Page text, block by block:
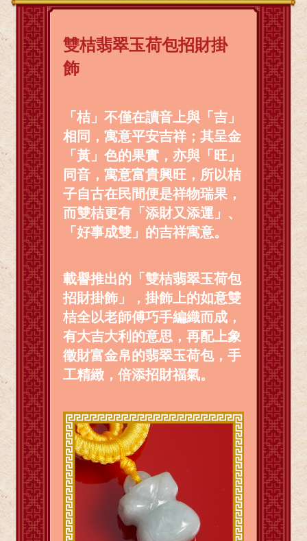
雙桔翡翠玉荷包招財掛
飾
「桔」不僅在讀音上與「吉」
相同，寓意平安吉祥；其呈金
「黃」色的果實，亦與「旺」
同音，寓意富貴興旺，所以桔
子自古在民間便是祥物瑞果，
而雙桔更有「添財又添運」、
「好事成雙」的吉祥寓意。
載譽推出的「雙桔翡翠玉荷包
招財掛飾」，掛飾上的如意雙
桔全以老師傅巧手編織而成，
有大吉大利的意思，再配上象
徵財富金帛的翡翠玉荷包，手
工精緻，倍添招財福氣。